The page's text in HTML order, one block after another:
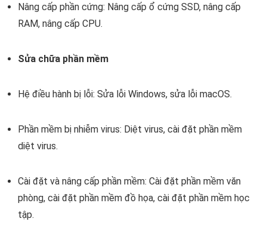
Nâng cấp phần cứng: Nâng cấp ổ cứng SSD, nâng cấp
RAM, nâng cấp CPU.
Sửa chữa phần mềm
Hệ điều hành bị lỗi: Sửa lỗi Windows, sửa lỗi macOS.
Phần mềm bị nhiễm virus: Diệt virus, cài đặt phần mềm
diệt virus.
Cài đặt và nâng cấp phần mềm: Cài đặt phần mềm văn
phòng, cài đặt phần mềm đồ họa, cài đặt phần mềm học
tập.